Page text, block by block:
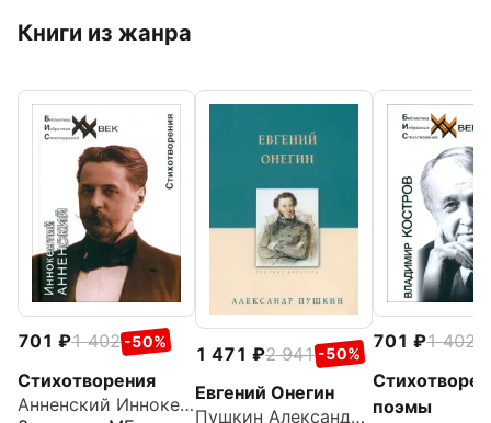
Книги из жанра
701 1 402 -50%
Стихотворения
Анненский Иннокентий Федорович
1 471 2 941 -50%
Евгений Онегин
Пушкин Александр Сергеевич
701 1 402
поэмы